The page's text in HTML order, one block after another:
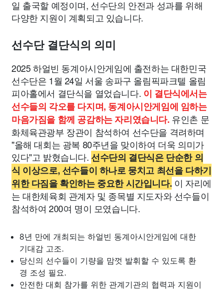
일 출국할 예정이며, 선수단의 안전과 성과를 위해
다양한 지원이 계획되고 있습니다.
선수단 결단식의 의미
2025 하얼빈 동계아시안게임에 출전하는 대한민국
선수단은 1월 24일 서울 송파구 올림픽파크텔 올림
피아홀에서 결단식을 열었습니다. 이 결단식에서는
선수들의 각오를 다지며, 동계아시안게임에 임하는
마음가짐을 함께 공감하는 자리였습니다. 유인촌 문
화체육관광부 장관이 참석하여 선수단을 격려하며
"올해 대회는 광복 80주년을 맞이하여 더욱 의미가
있다"고 밝혔습니다.선수단의 결단식은 단순한 의
식 이상으로, 선수들이 하나로 뭉치고 최선을 다하기
위한 다짐을 확인하는 중요한 시간입니다. 이 자리에
는 대한체육회 관계자 및 종목별 지도자와 선수들이
참석하여 200여 명이 모였습니다.
8년 만에 개최되는 하얼빈 동계아시안게임에 대한
기대감 고조.
당신의 선수들이 기량을 맘껏 발휘할 수 있도록 환
경 조성 필요.
안전한 대회 참가를 위한 관계기관의 협력과 지원이